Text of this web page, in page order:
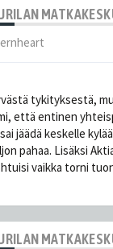
tykityksestä,
että entinen
jäädä keskelle
pahaa. Lisäksi
vaikka torni